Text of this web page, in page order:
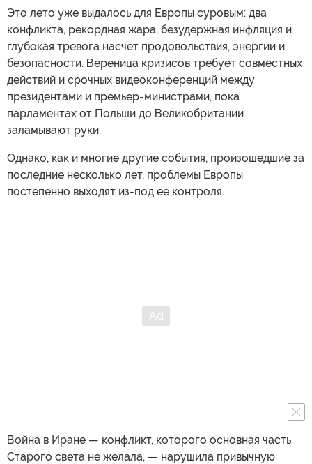
Это лето уже выдалось для Европы суровым: два
конфликта, рекордная жара, безудержная инфляция и
глубокая тревога насчет продовольствия, энергии и
безопасности. Вереница кризисов требует совместных
действий и срочных видеоконференций между
президентами и премьер-министрами, пока
парламентах от Польши до Великобритании
заламывают руки.
Однако, как и многие другие события, произошедшие за
последние несколько лет, проблемы Европы
постепенно выходят из-под ее контроля.
Война в Иране — конфликт, которого основная часть
Старого света не желала, — нарушила привычную